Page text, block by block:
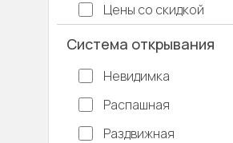
Цены со скидкой
Система открывания
Невидимка
Распашная
Раздвижная